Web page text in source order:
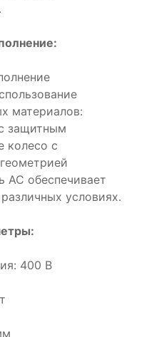
материалов:
защитным
колесо с
AC обеспечивает
условиях.
400 В